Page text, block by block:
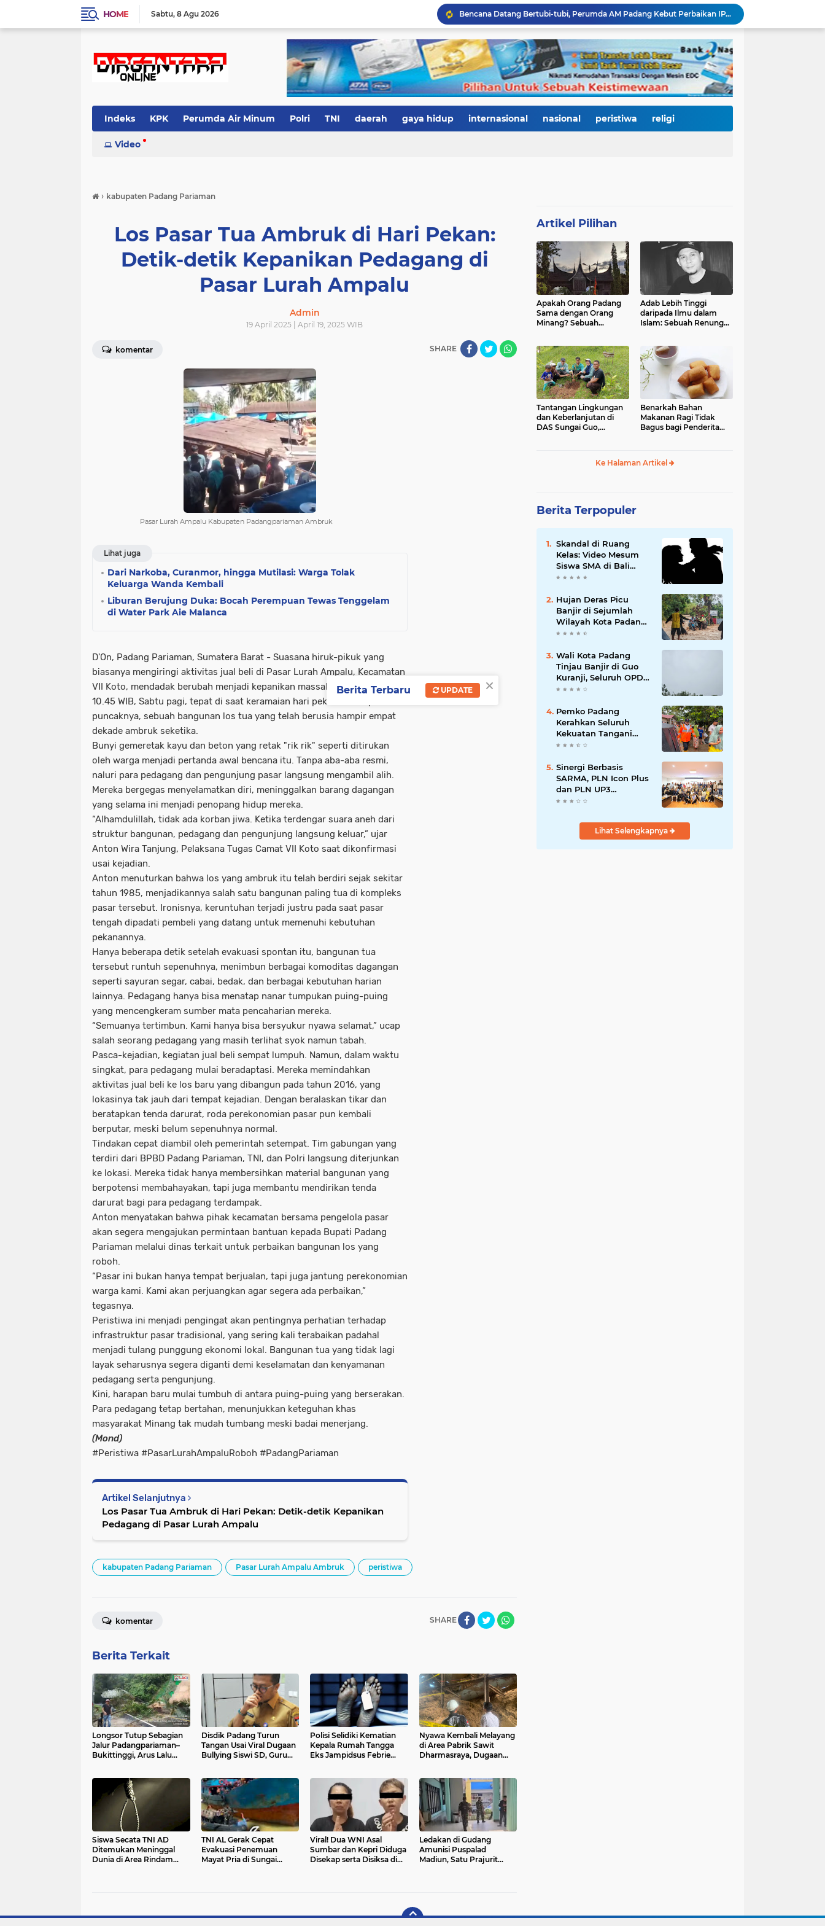
HOME Sabtu 8 Agu 2026
Bencana Datang Bertubi-tubi, Perumda AM Padang Kebut Perbaikan IPA Gunung Pangilun, Ditarget Tuntas Akhir Agustus
Mata Jeli HJK 357: Warga Padang Diajak Jadi Pengawas Kebersihan, Kemeriahan HJK Harus Tetap Rancak dan Bersih
Padang Gastronomy Market Hari Kedua: Surga Kuliner Tradisional di Kota Tua, UMKM Lokal Banjir Apresiasi
Gowes Siti Nurbaya Jadi Magnet Pesepeda Luar Daerah, HJK ke-357 Padang Makin Meriah
Tanam Pohon di Tepian Batang Arau, Padang dan Hildesheim Teguhkan Persahabatan Menuju Kota Global
Pasca Banjir, PUPR Padang Bergerak Cepat: Tanggul Lapau Munggu Diperbaiki, Sungkai dan SMPN 41 Dibersihkan
Dugaan Kekerasan PJU Polda Sumbar terhadap Sopir Disorot, Miko Kamal: Jangan Ada Kekebalan Hukum bagi Aparat
Indeks KPK Perumda Air Minum Polri TNI daerah gaya hidup internasional nasional peristiwa religi
Video
› kabupaten Padang Pariaman
Los Pasar Tua Ambruk di Hari Pekan:
Detik-detik Kepanikan Pedagang di
Pasar Lurah Ampalu
Admin
19 April 2025 | April 19, 2025 WIB
komentar SHARE
Pasar Lurah Ampalu Kabupaten Padangpariaman Ambruk
Lihat juga
Dari Narkoba, Curanmor, hingga Mutilasi: Warga Tolak
Keluarga Wanda Kembali
Liburan Berujung Duka: Bocah Perempuan Tewas Tenggelam
di Water Park Aie Malanca
D'On, Padang Pariaman, Sumatera Barat - Suasana hiruk-pikuk yang
biasanya mengiringi aktivitas jual beli di Pasar Lurah Ampalu, Kecamatan
VII Koto, mendadak berubah menjadi kepanikan massal. Sekitar pukul
10.45 WIB, Sabtu pagi, tepat di saat keramaian hari pekan mencapai
puncaknya, sebuah bangunan los tua yang telah berusia hampir empat
dekade ambruk seketika.
Bunyi gemeretak kayu dan beton yang retak "rik rik" seperti ditirukan
oleh warga menjadi pertanda awal bencana itu. Tanpa aba-aba resmi,
naluri para pedagang dan pengunjung pasar langsung mengambil alih.
Mereka bergegas menyelamatkan diri, meninggalkan barang dagangan
yang selama ini menjadi penopang hidup mereka.
“Alhamdulillah, tidak ada korban jiwa. Ketika terdengar suara aneh dari
struktur bangunan, pedagang dan pengunjung langsung keluar,” ujar
Anton Wira Tanjung, Pelaksana Tugas Camat VII Koto saat dikonfirmasi
usai kejadian.
Anton menuturkan bahwa los yang ambruk itu telah berdiri sejak sekitar
tahun 1985, menjadikannya salah satu bangunan paling tua di kompleks
pasar tersebut. Ironisnya, keruntuhan terjadi justru pada saat pasar
tengah dipadati pembeli yang datang untuk memenuhi kebutuhan
pekanannya.
Hanya beberapa detik setelah evakuasi spontan itu, bangunan tua
tersebut runtuh sepenuhnya, menimbun berbagai komoditas dagangan
seperti sayuran segar, cabai, bedak, dan berbagai kebutuhan harian
lainnya. Pedagang hanya bisa menatap nanar tumpukan puing-puing
yang mencengkeram sumber mata pencaharian mereka.
“Semuanya tertimbun. Kami hanya bisa bersyukur nyawa selamat,” ucap
salah seorang pedagang yang masih terlihat syok namun tabah.
Pasca-kejadian, kegiatan jual beli sempat lumpuh. Namun, dalam waktu
singkat, para pedagang mulai beradaptasi. Mereka memindahkan
aktivitas jual beli ke los baru yang dibangun pada tahun 2016, yang
lokasinya tak jauh dari tempat kejadian. Dengan beralaskan tikar dan
beratapkan tenda darurat, roda perekonomian pasar pun kembali
berputar, meski belum sepenuhnya normal.
Tindakan cepat diambil oleh pemerintah setempat. Tim gabungan yang
terdiri dari BPBD Padang Pariaman, TNI, dan Polri langsung diterjunkan
ke lokasi. Mereka tidak hanya membersihkan material bangunan yang
berpotensi membahayakan, tapi juga membantu mendirikan tenda
darurat bagi para pedagang terdampak.
Anton menyatakan bahwa pihak kecamatan bersama pengelola pasar
akan segera mengajukan permintaan bantuan kepada Bupati Padang
Pariaman melalui dinas terkait untuk perbaikan bangunan los yang
roboh.
“Pasar ini bukan hanya tempat berjualan, tapi juga jantung perekonomian
warga kami. Kami akan perjuangkan agar segera ada perbaikan,”
tegasnya.
Peristiwa ini menjadi pengingat akan pentingnya perhatian terhadap
infrastruktur pasar tradisional, yang sering kali terabaikan padahal
menjadi tulang punggung ekonomi lokal. Bangunan tua yang tidak lagi
layak seharusnya segera diganti demi keselamatan dan kenyamanan
pedagang serta pengunjung.
Kini, harapan baru mulai tumbuh di antara puing-puing yang berserakan.
Para pedagang tetap bertahan, menunjukkan keteguhan khas
masyarakat Minang tak mudah tumbang meski badai menerjang.
(Mond)
#Peristiwa #PasarLurahAmpaluRoboh #PadangPariaman
Artikel Selanjutnya
Los Pasar Tua Ambruk di Hari Pekan: Detik-detik Kepanikan
Pedagang di Pasar Lurah Ampalu
kabupaten Padang Pariaman Pasar Lurah Ampalu Ambruk peristiwa
SHARE
komentar
Berita Terkait
Longsor Tutup Sebagian
Jalur Padangpariaman–
Bukittinggi, Arus Lalu
Disdik Padang Turun
Tangan Usai Viral Dugaan
Bullying Siswi SD, Guru
Fakta, Jangan
Menghakimi"
Polisi Selidiki Kematian
Kepala Rumah Tangga
Eks Jampidsus Febrie
Rangkaian Peristiwa
Nyawa Kembali Melayang
di Area Pabrik Sawit
Dharmasraya, Dugaan
Siswa Secata TNI AD
Ditemukan Meninggal
Dunia di Area Rindam
TNI AL Gerak Cepat
Evakuasi Penemuan
Mayat Pria di Sungai
Viral! Dua WNI Asal
Sumbar dan Kepri Diduga
Disekap serta Disiksa di
Ledakan di Gudang
Amunisi Puspalad
Madiun, Satu Prajurit
Artikel Pilihan
Apakah Orang Padang
Sama dengan Orang
Minang? Sebuah
Adab Lebih Tinggi
daripada Ilmu dalam
Islam: Sebuah Renungan
Tantangan Lingkungan
dan Keberlanjutan di
DAS Sungai Guo,
Benarkah Bahan
Makanan Ragi Tidak
Bagus bagi Penderita
Ke Halaman Artikel
Berita Terpopuler
Skandal di Ruang
Kelas: Video Mesum
Siswa SMA di Bali
Viral, Hukuman dan
Mengikuti
Hujan Deras Picu
Banjir di Sejumlah
Wilayah Kota Padang,
Warga Dievakuasi dan
Banjir Susulan
Wali Kota Padang
Tinjau Banjir di Guo
Kuranji, Seluruh OPD
Disiagakan dan
Dipercepat
Pemko Padang
Kerahkan Seluruh
Kekuatan Tangani
Dampak Banjir, Fadly
Percepatan Proyek
Pengendalian
Bencana
Sinergi Berbasis
SARMA, PLN Icon Plus
dan PLN UP3
Tanjungpinang
Strategis
Lihat Selengkapnya
×
Berita Terbaru UPDATE